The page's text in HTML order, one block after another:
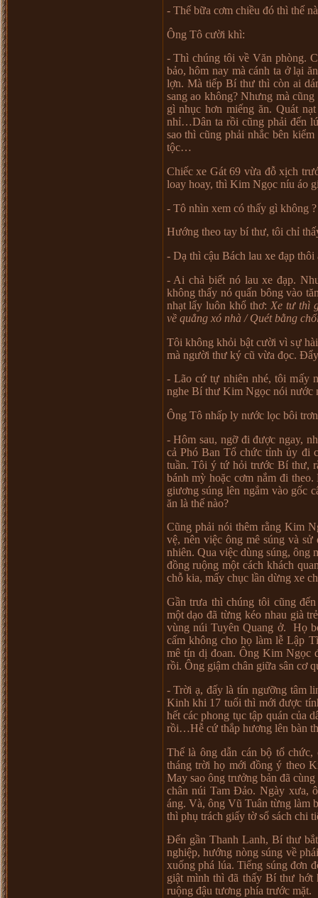
- Thếbữa cơm chiều đó thì thế
Ông Tô cười khì:
- Thì chúng tôi về Văn phòng. C
bảo, hôm nay mà cánh ta ởlại
lợn. Mà tiếp Bí thưthì còn ai
sang ao không? Nhưng mà cũng
gì nhục hơn miếng ăn. Quát nạt
nhỉ…Dân ta rồi cũng phải đến
sao thì cũng phải nhắc bên kiểm
tộc…
Chiếc xe Gát 69 vừa đỗxịch tr
loay hoay, thì Kim Ngọc níu áo
- Tô nhìn xem có thấy gì không ?
Hướng theo tay bí thư, tôi chỉthấ
- Dạ thì cậu Bách lau xe đạp thôi
- Ai chả biết nó lau xe đạp. Nh
không thấy nó quấn bông vào
nhạt lẩy luôn khổ thơ: Xe tưthì
vềquẳng xó nhà / Quét bằng chổ
Tôi không khỏi bật cười vì sự
mà người thưký cũ vừa đọc. Đẩ
- Lão cứ tự nhiên nhé, tôi mấy
nghe Bí thưKim Ngọc nói nước
Ông Tô nhấp ly nước lọc bôi trơ
- Hôm sau, ngỡđi được ngay, nh
cả Phó Ban Tổchức tỉnhủy đi
tuần. Tôi ý tứ hỏi trước Bí thư, r
bánh mỳ hoặc cơm nắm đi
giương súng lên ngắm vào gốc
ăn là thếnào?
Cũng phải nói thêm rằng Kim
vệ, nên việc ông mê súng và sử
nhiên. Qua việc dùng súng, ông
đồng ruộng một cách khách
chỗkia, mấy chục lần dừng xe
Gần trưa thì chúng tôi cũng đế
một dạo đã từng kéo nhau già trẻ
vùng núi Tuyên Quang ở. Họ b
cấm không cho họlàm lễ Lập
mê tín dị đoan. Ông Kim Ngọc
rồi. Ông giậm chân giữa sân cơ
- Trời ạ, đấy là tín ngưỡng tâm
Kinh khi 17 tuổi thì mới được
hết các phong tục tập quán của
rồi…Hễcứthắp hương lên bàn th
Thếlà ông dẫn cán bộ tổchức,
tháng trời họ mới đồng ý theo
May sao ông trưởng bản đã cùng
chân núi Tam Đảo. Ngày xưa,
áng. Và, ông Vũ Tuân từng làm b
thì phụ trách giấy tờsổsách chi
Đến gần Thanh Lanh, Bí thưbắ
nghiệp, hướng nòng súng về
xuống phá lúa. Tiếng súng đơn đ
giật mình thì đã thấy Bí thư hớt
ruộng đậu tương phía trước mặt.